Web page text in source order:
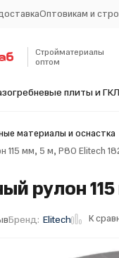
Оптовикам и
Стройматериалы
оптом
плиты и ГКЛ
материалы и оснастка
115 мм, 5 м, P80 Elitech
рулон
Бренд: Elitech К